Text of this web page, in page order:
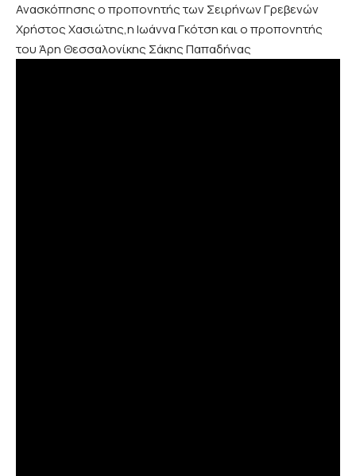
Ανασκόπησης ο προπονητής των Σειρήνων Γρεβενών
Χρήστος Χασιώτης,η Ιωάννα Γκότση και ο προπονητής
του Άρη Θεσσαλονίκης Σάκης Παπαδήνας